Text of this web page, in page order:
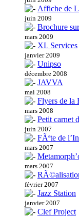
Affiche de
juin 2009
Brochure
mars 2009
XL Services
janvier 2009
Unipso
décembre 2008
JAVVA
mai 2008
Flyers de la
mars 2008
Petit carnet
juin 2007
FÃªte de
mars 2007
mars 2007
février 2007
Jazz Station
janvier 2007
Clef Project